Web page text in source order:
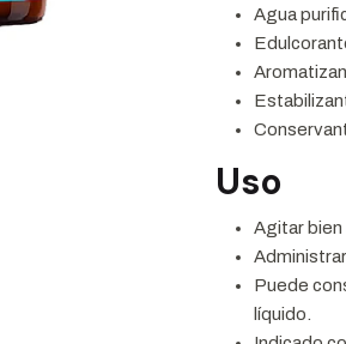
Agua
Uso
Agitar bien
Puede
líquido.